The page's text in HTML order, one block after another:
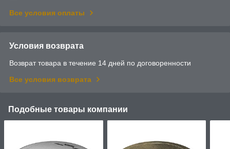
Все условия оплаты
Условия возврата
Возврат товара в течение 14 дней по договоренности
Все условия возврата
Подобные товары компании